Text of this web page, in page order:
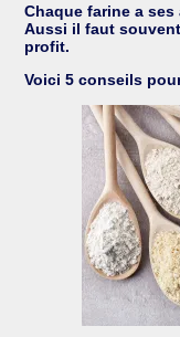
Chaque farine a
Aussi il faut
profit.
Voici 5 conseils